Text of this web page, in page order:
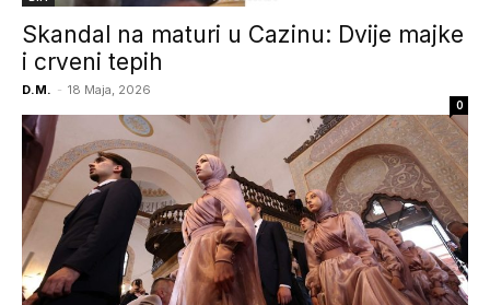
Skandal na maturi u Cazinu: Dvije majke
i crveni tepih
D.M. - 18 Maja, 2026
0